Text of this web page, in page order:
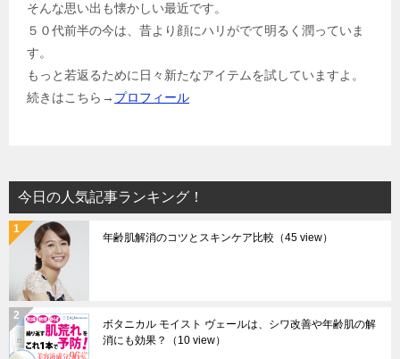
そんな思い出も懐かしい最近です。
５０代前半の今は、昔より顔にハリがでて明るく潤っていま
す。
もっと若返るために日々新たなアイテムを試していますよ。
続きはこちら→ プロフィール
今日の人気記事ランキング！
年齢肌解消のコツとスキンケア比較 （45 view）
ボタニカル モイスト ヴェールは、シワ改善や年齢肌の解
消にも効果？
（10 view）